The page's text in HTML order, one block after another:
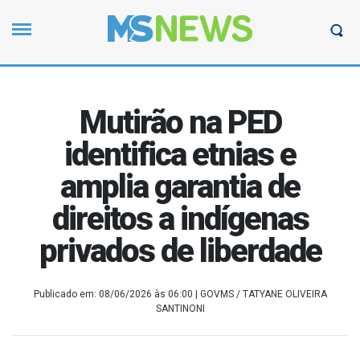
Mutirão na PED
identifica etnias e
amplia garantia de
direitos a indígenas
privados de liberdade
Publicado em: 08/06/2026 às 06:00
| GOVMS / TATYANE OLIVEIRA
SANTINONI